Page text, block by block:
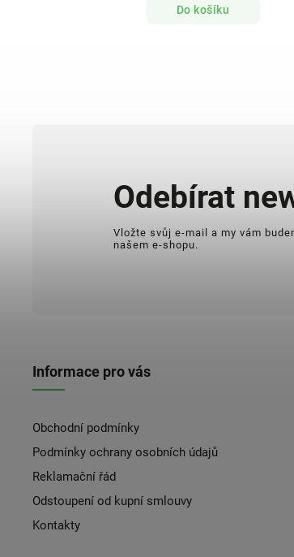
Do košíku
Informace pro vás
Obchodní podmínky
Podmínky ochrany osobních údajů
Reklamační řád
Odstoupení od kupní smlouvy
Kontakty
Odebírat
Vložte svůj e-mail a my vám
našem e-shopu.